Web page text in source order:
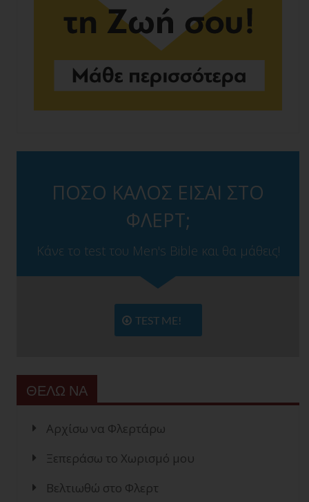
ΠΟΣΟ ΚΑΛΟΣ ΕΙΣΑΙ ΣΤΟ
ΦΛΕΡΤ;
Κάνε το test του Men's Bible και θα μάθεις!
TEST ME!
ΘΕΛΩ ΝΑ
Αρχίσω να Φλερτάρω
Ξεπεράσω το Χωρισμό μου
Βελτιωθώ στο Φλερτ